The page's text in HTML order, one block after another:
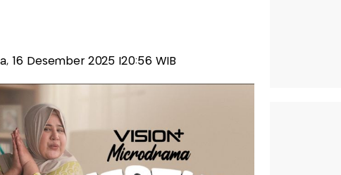
16 Desember 2025 |20:56 WIB